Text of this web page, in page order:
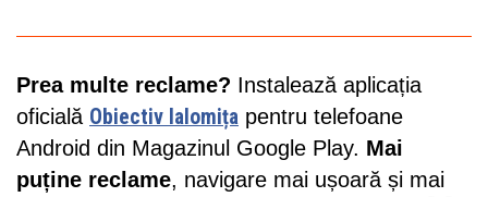
Prea multe reclame? Instalează aplicația
oficială Obiectiv Ialomița pentru telefoane
Android din Magazinul Google Play. Mai
puține reclame, navigare mai ușoară și mai